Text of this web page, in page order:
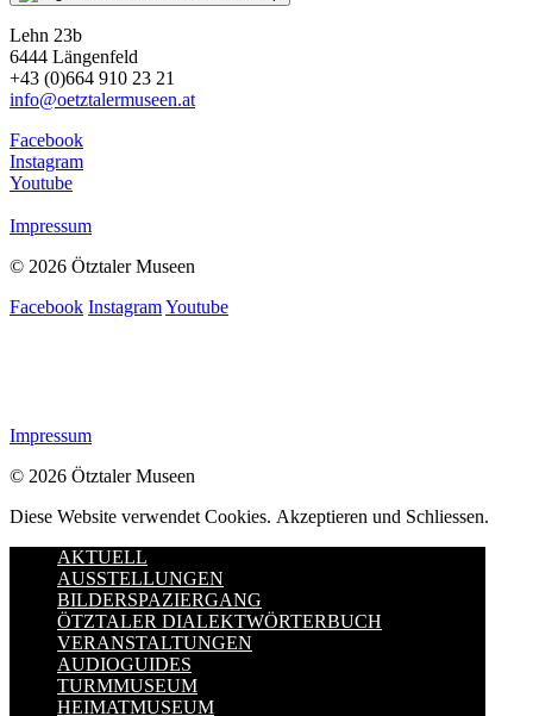
Lehn 23b
6444 Längenfeld
+43 (0)664 910 23 21
info@oetztalermuseen.at
Facebook
Instagram
Youtube
Impressum
© 2026 Ötztaler Museen
Facebook InstagramYoutube
Impressum
© 2026 Ötztaler Museen
Diese Website verwendet Cookies. Akzeptieren und Schliessen.
AKTUELL
AUSSTELLUNGEN
BILDERSPAZIERGANG
ÖTZTALER DIALEKTWÖRTERBUCH
VERANSTALTUNGEN
AUDIOGUIDES
TURMMUSEUM
HEIMATMUSEUM